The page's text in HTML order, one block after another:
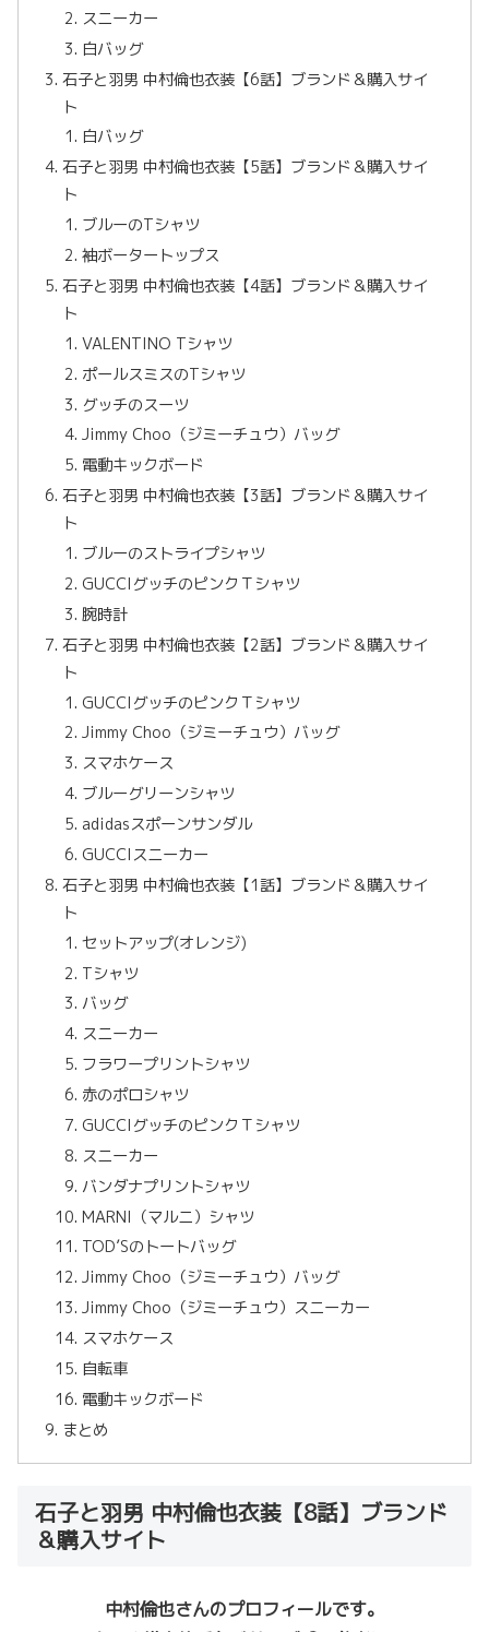
スニーカー
白バッグ
石子と羽男 中村倫也衣装【6話】ブランド＆購入サイ
ト
白バッグ
石子と羽男 中村倫也衣装【5話】ブランド＆購入サイ
ト
ブルーのTシャツ
袖ボータートップス
石子と羽男 中村倫也衣装【4話】ブランド＆購入サイ
ト
VALENTINO Tシャツ
ポールスミスのTシャツ
グッチのスーツ
Jimmy Choo（ジミーチュウ）バッグ
電動キックボード
石子と羽男 中村倫也衣装【3話】ブランド＆購入サイ
ト
ブルーのストライプシャツ
GUCCIグッチのピンクＴシャツ
腕時計
石子と羽男 中村倫也衣装【2話】ブランド＆購入サイ
ト
GUCCIグッチのピンクＴシャツ
Jimmy Choo（ジミーチュウ）バッグ
スマホケース
ブルーグリーンシャツ
adidasスポーンサンダル
GUCCIスニーカー
石子と羽男 中村倫也衣装【1話】ブランド＆購入サイ
ト
セットアップ(オレンジ)
Tシャツ
バッグ
スニーカー
フラワープリントシャツ
赤のポロシャツ
GUCCIグッチのピンクＴシャツ
スニーカー
バンダナプリントシャツ
MARNI（マルニ）シャツ
TOD’Sのトートバッグ
Jimmy Choo（ジミーチュウ）バッグ
Jimmy Choo（ジミーチュウ）スニーカー
スマホケース
自転車
電動キックボード
まとめ
石子と羽男 中村倫也衣装【8話】ブランド
＆購入サイト
中村倫也さんのプロフィールです。